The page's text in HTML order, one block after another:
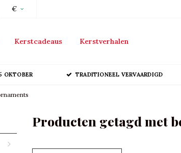
€
Kerstcadeaus Kerstverhalen
OKTOBER TRADITIONEEL VERVAARDIGD
Producten getagd met